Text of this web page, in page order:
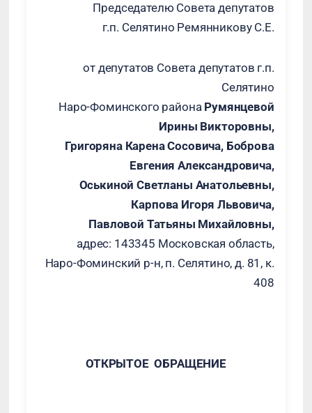
Председателю Совета депутатов
г.п. Селятино Ремянникову С.Е.
от депутатов Совета депутатов г.п.
Селятино
Наро-Фоминского района Румянцевой
Ирины Викторовны,
Григоряна Карена Сосовича, Боброва
Евгения Александровича,
Оськиной Светланы Анатольевны,
Карпова Игоря Львовича,
Павловой Татьяны Михайловны,
адрес: 143345 Московская область,
Наро-Фоминский р-н, п. Селятино, д. 81, к.
408
ОТКРЫТОЕ ОБРАЩЕНИЕ